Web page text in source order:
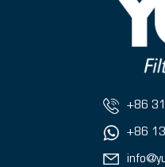
+86
+86